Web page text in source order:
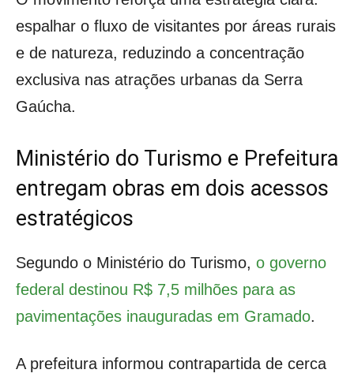
espalhar o fluxo de visitantes por áreas rurais
e de natureza, reduzindo a concentração
exclusiva nas atrações urbanas da Serra
Gaúcha.
Ministério do Turismo e Prefeitura
entregam obras em dois acessos
estratégicos
Segundo o Ministério do Turismo, o governo
federal destinou R$ 7,5 milhões para as
pavimentações inauguradas em Gramado.
A prefeitura informou contrapartida de cerca